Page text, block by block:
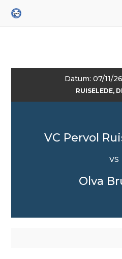
Datum: 07/11/
RUISELEDE,
VC Pervol
VS
Olva